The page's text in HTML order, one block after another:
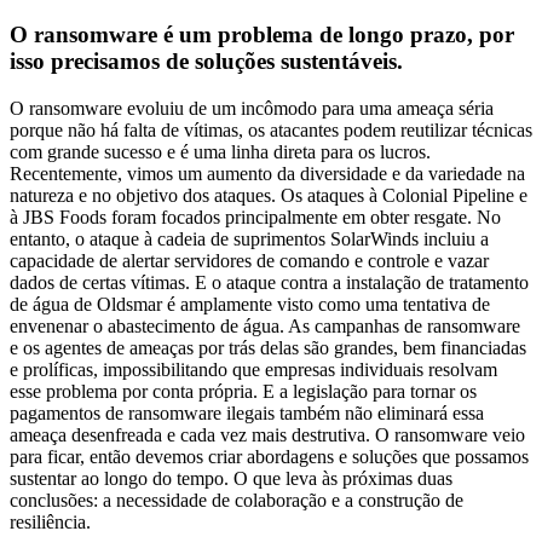
O ransomware é um problema de longo prazo, por
isso precisamos de soluções sustentáveis.
O ransomware evoluiu de um incômodo para uma ameaça séria
porque não há falta de vítimas, os atacantes podem reutilizar técnicas
com grande sucesso e é uma linha direta para os lucros.
Recentemente, vimos um aumento da diversidade e da variedade na
natureza e no objetivo dos ataques. Os ataques à Colonial Pipeline e
à JBS Foods foram focados principalmente em obter resgate. No
entanto, o ataque à cadeia de suprimentos SolarWinds incluiu a
capacidade de alertar servidores de comando e controle e vazar
dados de certas vítimas. E o ataque contra a instalação de tratamento
de água de Oldsmar é amplamente visto como uma tentativa de
envenenar o abastecimento de água. As campanhas de ransomware
e os agentes de ameaças por trás delas são grandes, bem financiadas
e prolíficas, impossibilitando que empresas individuais resolvam
esse problema por conta própria. E a legislação para tornar os
pagamentos de ransomware ilegais também não eliminará essa
ameaça desenfreada e cada vez mais destrutiva. O ransomware veio
para ficar, então devemos criar abordagens e soluções que possamos
sustentar ao longo do tempo. O que leva às próximas duas
conclusões: a necessidade de colaboração e a construção de
resiliência.